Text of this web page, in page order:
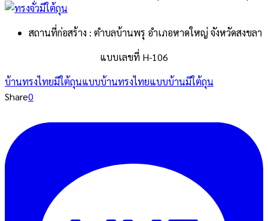
สถานที่ก่อสร้าง : ตำบลบ้านพรุ อำเภอหาดใหญ่ จังหวัดสงขลา
แบบเลขที่ H-106
บ้านทรงไทยมีใต้ถุนแบบบ้านทรงไทยแบบบ้านมีใต้ถุน
Share0